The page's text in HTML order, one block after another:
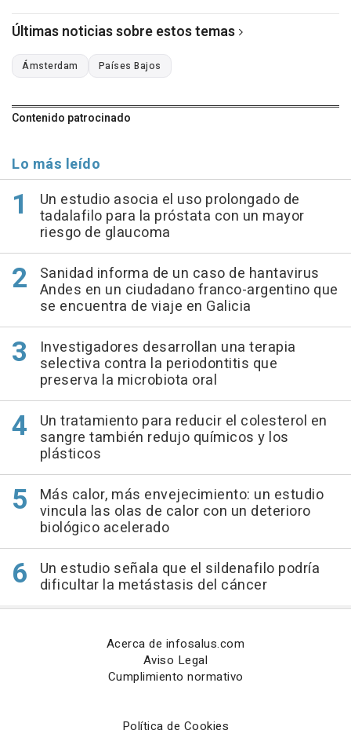
Últimas noticias sobre estos temas
Ámsterdam Países Bajos
Contenido patrocinado
Lo más leído
Un estudio asocia el uso prolongado de
tadalafilo para la próstata con un mayor
riesgo de glaucoma
Sanidad informa de un caso de hantavirus
Andes en un ciudadano franco-argentino que
se encuentra de viaje en Galicia
Investigadores desarrollan una terapia
selectiva contra la periodontitis que
preserva la microbiota oral
Un tratamiento para reducir el colesterol en
sangre también redujo químicos y los
plásticos
Más calor, más envejecimiento: un estudio
vincula las olas de calor con un deterioro
biológico acelerado
Un estudio señala que el sildenafilo podría
dificultar la metástasis del cáncer
Acerca de infosalus.com
Aviso Legal
Cumplimiento normativo
Política de Cookies